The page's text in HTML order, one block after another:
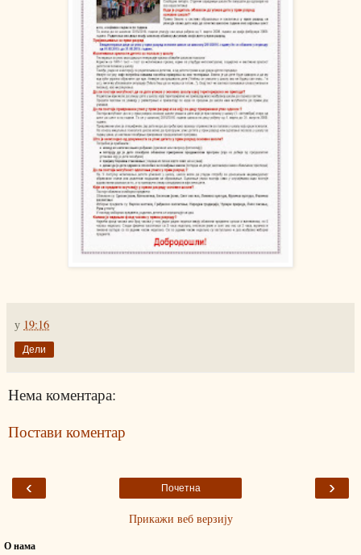
у 19:16
Дели
Нема коментара:
Постави коментар
‹ ›
Почетна
Прикажи веб верзију
О нама